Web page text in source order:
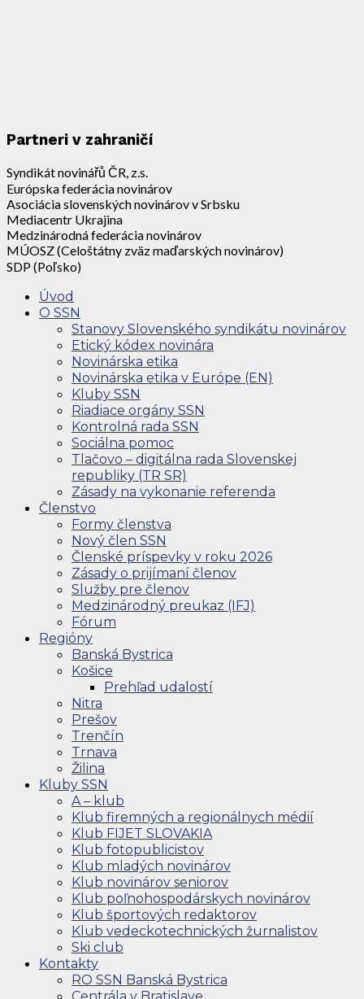
Partneri v zahraničí
Syndikát novinářů ČR, z.s.
Európska federácia novinárov
Asociácia slovenských novinárov v Srbsku
Mediacentr Ukrajina
Medzinárodná federácia novinárov
MÚOSZ (Celoštátny zväz maďarských novinárov)
SDP (Poľsko)
Úvod
O SSN
Stanovy Slovenského syndikátu novinárov
Etický kódex novinára
Novinárska etika
Novinárska etika v Európe (EN)
Kluby SSN
Riadiace orgány SSN
Kontrolná rada SSN
Sociálna pomoc
Tlačovo – digitálna rada Slovenskej
republiky (TR SR)
Zásady na vykonanie referenda
Členstvo
Formy členstva
Nový člen SSN
Členské príspevky v roku 2026
Zásady o prijímaní členov
Služby pre členov
Medzinárodný preukaz (IFJ)
Fórum
Regióny
Banská Bystrica
Košice
Prehľad udalostí
Nitra
Prešov
Trenčín
Trnava
Žilina
Kluby SSN
A – klub
Klub firemných a regionálnych médií
Klub FIJET SLOVAKIA
Klub fotopublicistov
Klub mladých novinárov
Klub novinárov seniorov
Klub poľnohospodárskych novinárov
Klub športových redaktorov
Klub vedeckotechnických žurnalistov
Ski club
Kontakty
RO SSN Banská Bystrica
Centrála v Bratislave